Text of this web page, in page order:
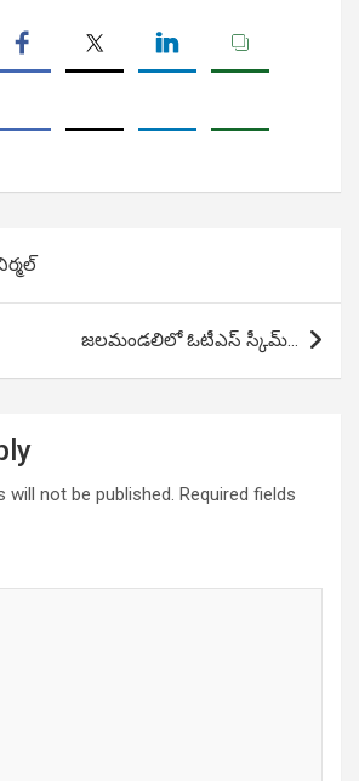
జలమండలిలో ఓటీఎస్ స్కీమ్…
will not be published. Required fields